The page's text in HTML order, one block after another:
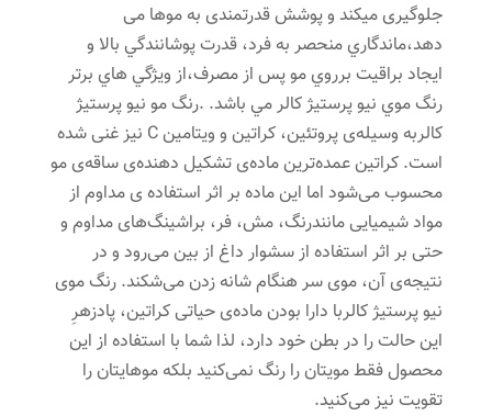
جلوگیری میکند و پوشش قدرتمندی به موها می
دهد،ماندگاري منحصر به فرد، قدرت پوشانندگي بالا و
ايجاد براقيت برروي مو پس از مصرف،از ويژگي هاي برتر
رنگ موي نیو پرستیژ کالر مي باشد. .رنگ مو نیو پرستیژ
کالربه وسیله‌ی پروتئین، کراتین و ویتامین C نیز غنی شده
است. کراتین عمده‌ترین ماده‌ی تشکیل دهنده‌ی ساقه‌ی مو
محسوب می‌شود اما این ماده بر اثر استفاده ی مداوم از
مواد شیمیایی مانندرنگ، مش، فر، براشینگ‌های مداوم و
حتی بر اثر استفاده از سشوار داغ از بین می‌رود و در
نتیجه‌ی آن، موی سر هنگام شانه زدن می‌شکند. رنگ موی
نیو پرستیژ کالربا دارا بودن ماده‌ی حیاتی کراتین، پادزهرِ
این حالت را در بطن خود دارد، لذا شما با استفاده از این
محصول فقط مویتان را رنگ نمی‌کنید بلکه موهایتان را
تقویت نیز می‌کنید.